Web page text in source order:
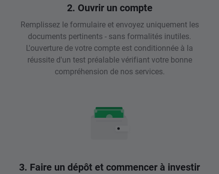
2. Ouvrir un compte
Remplissez le formulaire et envoyez uniquement les
documents pertinents - sans formalités inutiles.
L'ouverture de votre compte est conditionnée à la
réussite d'un test préalable vérifiant votre bonne
compréhension de nos services.
3. Faire un dépôt et commencer à investir